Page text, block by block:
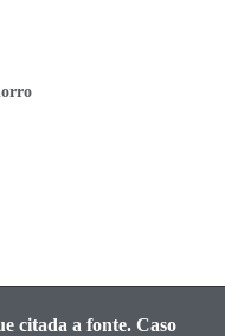
citada a fonte. Caso